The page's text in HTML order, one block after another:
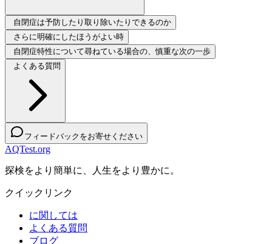
自閉症は予防したり取り除いたりできるのか
さらに明確にしたほうがよい時
自閉症特性について尋ねている場合の、慎重な次の一歩
よくある質問
フィードバックをお寄せください
AQTest.org
探検をより簡単に、人生をより豊かに。
クイックリンク
に関しては
よくある質問
ブログ